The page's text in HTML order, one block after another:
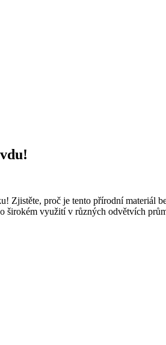
proč je tento přírodní materiál
širokém využití v různých odvětvích